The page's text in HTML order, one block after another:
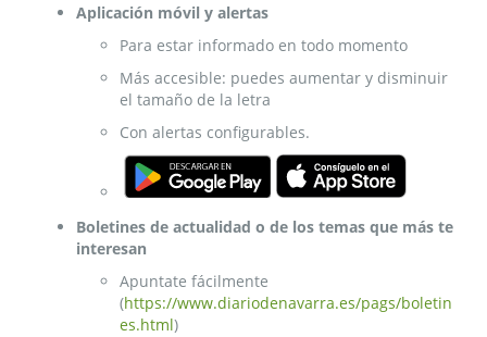
Aplicación móvil y alertas
Para estar informado en todo momento
Más accesible: puedes aumentar y disminuir
el tamaño de la letra
Con alertas configurables.
Boletines de actualidad o de los temas que más te
interesan
Apuntate fácilmente
(https://www.diariodenavarra.es/pags/boletin
es.html)